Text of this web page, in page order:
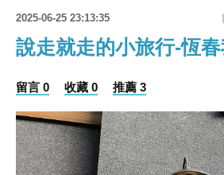
2025-06-25 23:13:35
說走就走的小旅行-恆
留言 0 收藏 0 推薦 3